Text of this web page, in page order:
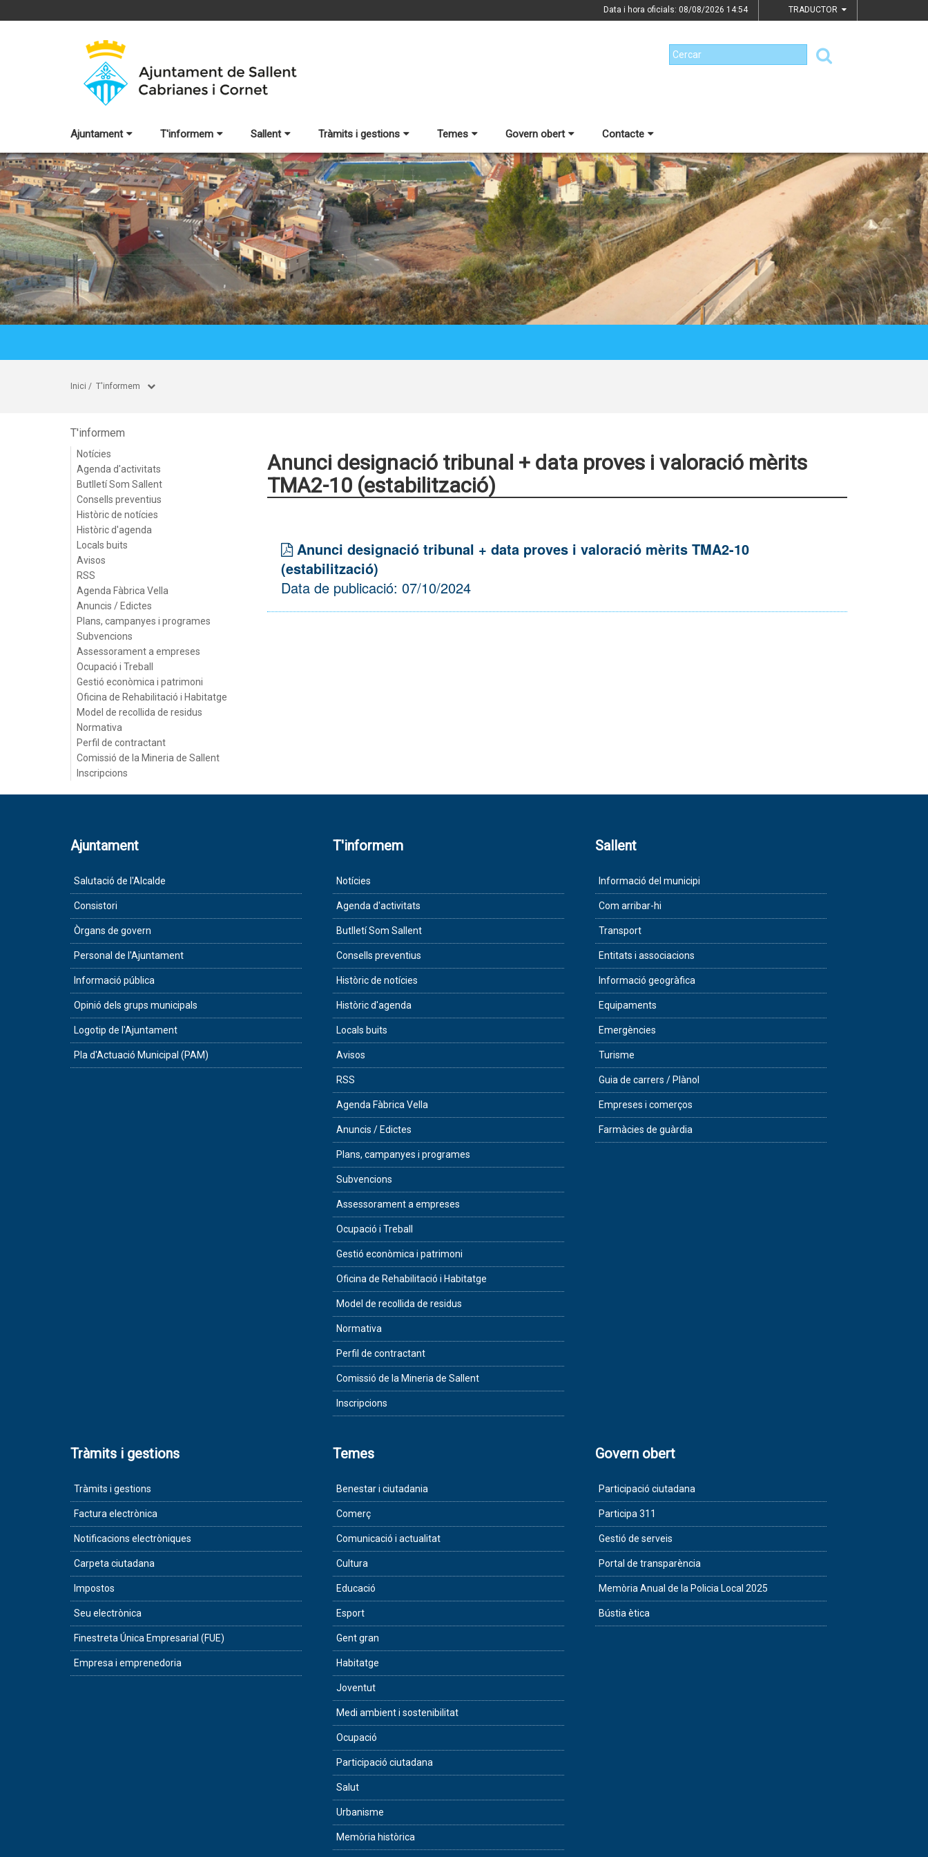
Data i hora oficials: 08/08/2026 14:54 TRADUCTOR
Ajuntament T'informem Sallent Tràmits i gestions Temes Govern obert Contacte
Inici / T'informem
T'informem
Notícies
Agenda d'activitats
Butlletí Som Sallent
Consells preventius
Històric de notícies
Històric d'agenda
Locals buits
Avisos
RSS
Agenda Fàbrica Vella
Anuncis / Edictes
Plans, campanyes i programes
Subvencions
Assessorament a empreses
Ocupació i Treball
Gestió econòmica i patrimoni
Oficina de Rehabilitació i Habitatge
Model de recollida de residus
Normativa
Perfil de contractant
Comissió de la Mineria de Sallent
Inscripcions
Anunci designació tribunal + data proves i valoració mèrits
TMA2-10 (estabilització)
Anunci designació tribunal + data proves i valoració mèrits TMA2-10
(estabilització)
Data de publicació: 07/10/2024
Ajuntament
Salutació de l'Alcalde
Consistori
Òrgans de govern
Personal de l'Ajuntament
Informació pública
Opinió dels grups municipals
Logotip de l'Ajuntament
Pla d'Actuació Municipal (PAM)
T'informem
Notícies
Agenda d'activitats
Butlletí Som Sallent
Consells preventius
Històric de notícies
Històric d'agenda
Locals buits
Avisos
RSS
Agenda Fàbrica Vella
Anuncis / Edictes
Plans, campanyes i programes
Subvencions
Assessorament a empreses
Ocupació i Treball
Gestió econòmica i patrimoni
Oficina de Rehabilitació i Habitatge
Model de recollida de residus
Normativa
Perfil de contractant
Comissió de la Mineria de Sallent
Inscripcions
Sallent
Informació del municipi
Com arribar-hi
Transport
Entitats i associacions
Informació geogràfica
Equipaments
Emergències
Turisme
Guia de carrers / Plànol
Empreses i comerços
Farmàcies de guàrdia
Tràmits i gestions
Tràmits i gestions
Factura electrònica
Notificacions electròniques
Carpeta ciutadana
Impostos
Seu electrònica
Finestreta Única Empresarial (FUE)
Empresa i emprenedoria
Temes
Benestar i ciutadania
Comerç
Comunicació i actualitat
Cultura
Educació
Esport
Gent gran
Habitatge
Joventut
Medi ambient i sostenibilitat
Ocupació
Participació ciutadana
Salut
Urbanisme
Memòria històrica
Govern obert
Participació ciutadana
Participa 311
Gestió de serveis
Portal de transparència
Memòria Anual de la Policia Local 2025
Bústia ètica